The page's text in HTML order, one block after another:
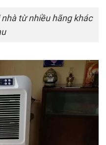
từ nhiều hãng khác